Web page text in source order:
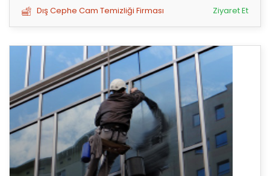
Dış Cephe Cam Temizliği Firması Ziyaret Et